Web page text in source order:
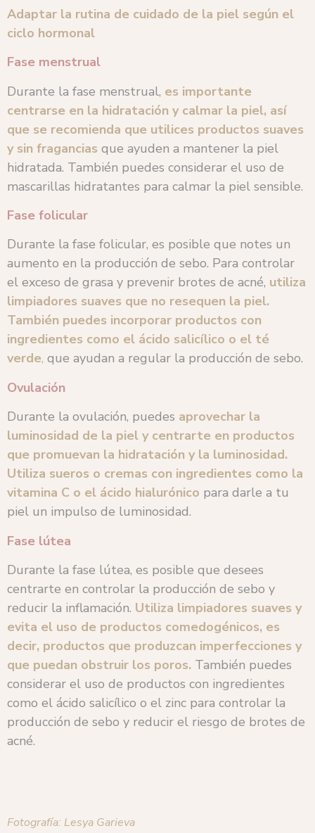
Adaptar la rutina de cuidado de la piel según el
ciclo hormonal
Fase menstrual
Durante la fase menstrual, es importante
centrarse en la hidratación y calmar la piel, así
que se recomienda que utilices productos suaves
y sin fragancias que ayuden a mantener la piel
hidratada. También puedes considerar el uso de
mascarillas hidratantes para calmar la piel sensible.
Fase folicular
Durante la fase folicular, es posible que notes un
aumento en la producción de sebo. Para controlar
el exceso de grasa y prevenir brotes de acné, utiliza
limpiadores suaves que no resequen la piel.
También puedes incorporar productos con
ingredientes como el ácido salicílico o el té
verde, que ayudan a regular la producción de sebo.
Ovulación
Durante la ovulación, puedes aprovechar la
luminosidad de la piel y centrarte en productos
que promuevan la hidratación y la luminosidad.
Utiliza sueros o cremas con ingredientes como la
vitamina C o el ácido hialurónico para darle a tu
piel un impulso de luminosidad.
Fase lútea
Durante la fase lútea, es posible que desees
centrarte en controlar la producción de sebo y
reducir la inflamación. Utiliza limpiadores suaves y
evita el uso de productos comedogénicos, es
decir, productos que produzcan imperfecciones y
que puedan obstruir los poros. También puedes
considerar el uso de productos con ingredientes
como el ácido salicílico o el zinc para controlar la
producción de sebo y reducir el riesgo de brotes de
acné.
Fotografía: Lesya Garieva